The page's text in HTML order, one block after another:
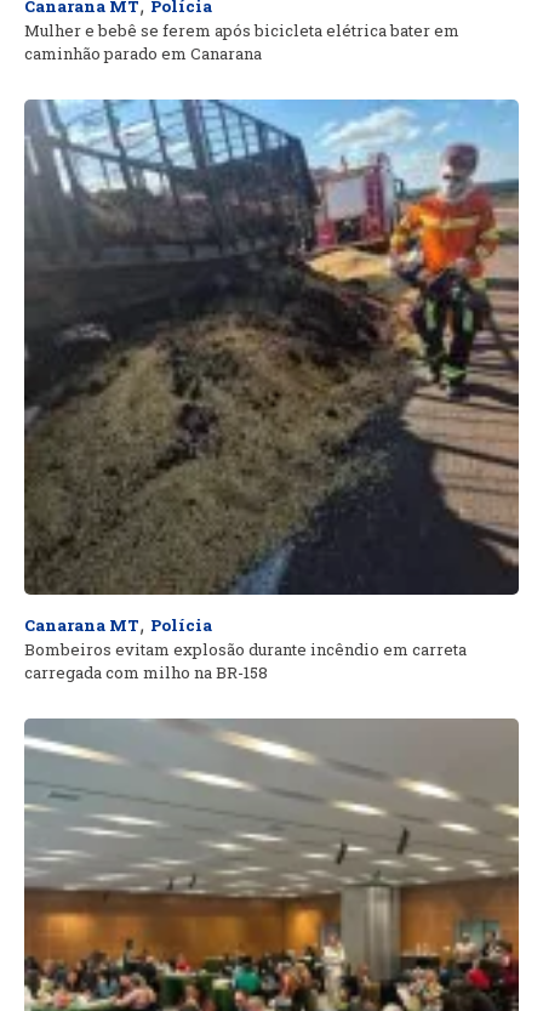
Canarana MT, Polícia
Mulher e bebê se ferem após bicicleta elétrica bater em
caminhão parado em Canarana
Canarana MT, Polícia
Bombeiros evitam explosão durante incêndio em carreta
carregada com milho na BR-158